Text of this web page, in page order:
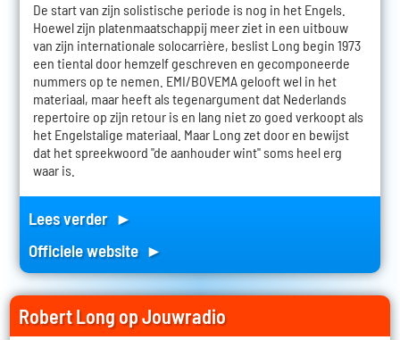
De start van zijn solistische periode is nog in het Engels.
Hoewel zijn platenmaatschappij meer ziet in een uitbouw
van zijn internationale solocarrière, beslist Long begin 1973
een tiental door hemzelf geschreven en gecomponeerde
nummers op te nemen. EMI/BOVEMA gelooft wel in het
materiaal, maar heeft als tegenargument dat Nederlands
repertoire op zijn retour is en lang niet zo goed verkoopt als
het Engelstalige materiaal. Maar Long zet door en bewijst
dat het spreekwoord "de aanhouder wint" soms heel erg
waar is.
Lees verder ►
Officiele website ►
Robert Long op Jouwradio